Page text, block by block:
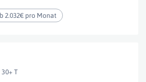
2.032€ pro Monat
T